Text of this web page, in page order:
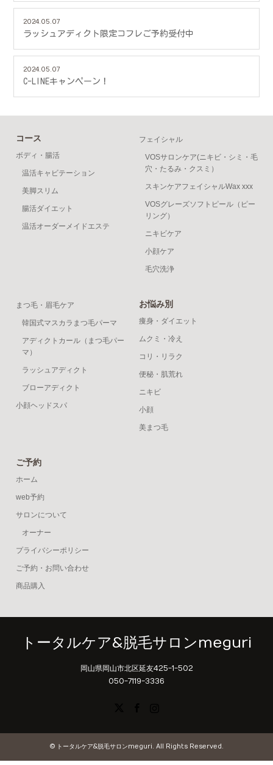
2024.05.07
ラッシュアディクト限定コフレご予約受付中
2024.05.07
C-LINEキャンペーン！
コース
ボディ・腸活
温活キャビテーション
美脚スリム
腸活ダイエット
温活オーダーメイドエステ
フェイシャル
VOSサロンケア(ニキビ・シミ・毛
穴・たるみ・クスミ）
スキンケアフェイシャルWax xxx
VOSグレーズソフトピール（ピー
リング）
ニキビケア
小顔ケア
毛穴洗浄
まつ毛・眉毛ケア
韓国式マスカラまつ毛パーマ
アディクトカール（まつ毛パー
マ）
ラッシュアディクト
ブローアディクト
小顔ヘッドスパ
お悩み別
痩身・ダイエット
ムクミ・冷え
コリ・リラク
便秘・肌荒れ
ニキビ
小顔
美まつ毛
ご予約
ホーム
web予約
サロンについて
オーナー
プライバシーポリシー
ご予約・お問い合わせ
商品購入
トータルケア&脱毛サロンmeguri
岡山県岡山市北区延友425-1-502
050-7119-3336
© トータルケア&脱毛サロンmeguri. All Rights Reserved.